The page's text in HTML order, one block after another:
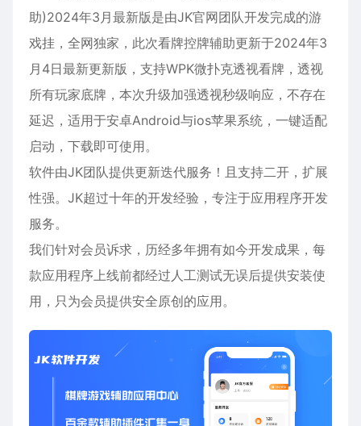
助)2024年3月最新版是由JK官网团队开发完成的游
戏挂，全网独家，此次看牌控牌辅助更新于2024年3
月4日最新更新版，支持WPK微扑克透视看牌，透视
所有玩家底牌，本次升级加强透视秒级响应，不存在
延迟，适用于安卓Android与ios苹果系统，一键适配
启动，下载即可使用。
软件由JK团队提供更新迭代服务！且支持二开，扩展
性强。JK超过十年的开发经验，专注于应用程序开发
服务。
我们针对会员诉求，历经多年拥有如今开发成果，每
款应用程序上线前都经过人工测试无误后提供安装使
用，只为会员提供安全原创的应用。